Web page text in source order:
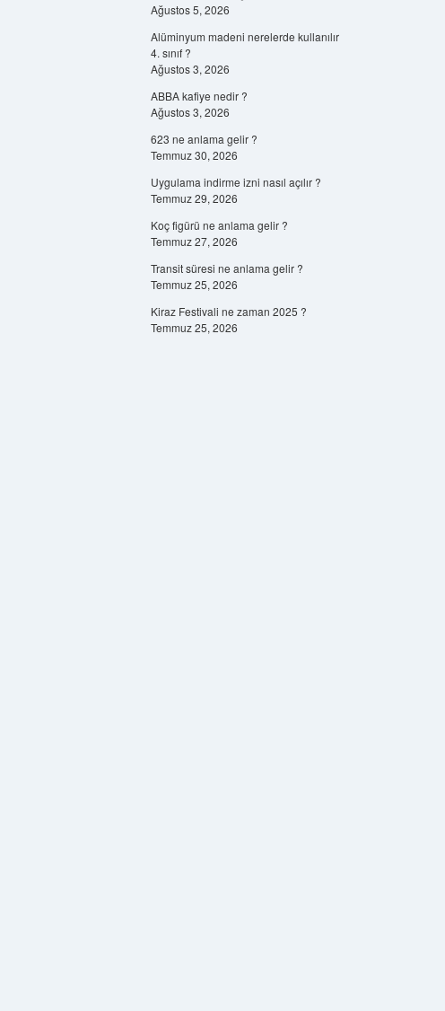
Ağustos 5, 2026
Alüminyum madeni nerelerde kullanılır
4. sınıf ?
Ağustos 3, 2026
ABBA kafiye nedir ?
Ağustos 3, 2026
623 ne anlama gelir ?
Temmuz 30, 2026
Uygulama indirme izni nasıl açılır ?
Temmuz 29, 2026
Koç figürü ne anlama gelir ?
Temmuz 27, 2026
Transit süresi ne anlama gelir ?
Temmuz 25, 2026
Kiraz Festivali ne zaman 2025 ?
Temmuz 25, 2026